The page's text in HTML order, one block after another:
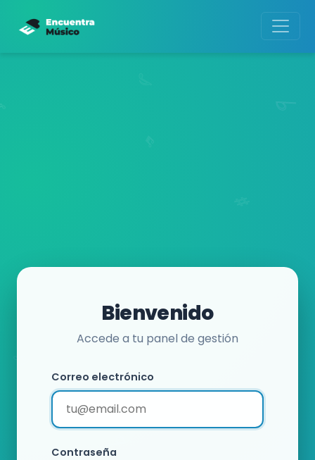
Bienvenido
Accede a tu panel de gestión
Correo electrónico
Contraseña